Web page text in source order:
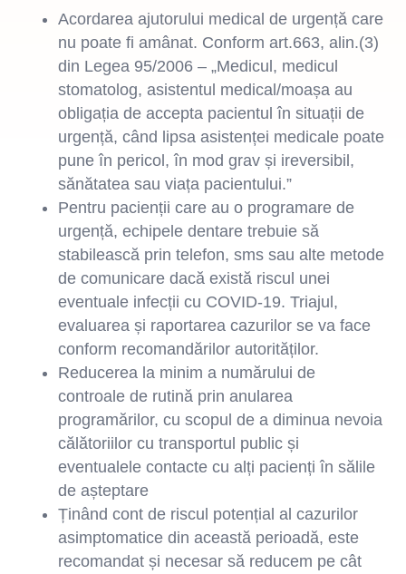
Acordarea ajutorului medical de urgență care
nu poate fi amânat. Conform art.663, alin.(3)
din Legea 95/2006 – „Medicul, medicul
stomatolog, asistentul medical/moașa au
obligația de accepta pacientul în situații de
urgență, când lipsa asistenței medicale poate
pune în pericol, în mod grav și ireversibil,
sănătatea sau viața pacientului.”
Pentru pacienții care au o programare de
urgență, echipele dentare trebuie să
stabilească prin telefon, sms sau alte metode
de comunicare dacă există riscul unei
eventuale infecții cu COVID-19. Triajul,
evaluarea și raportarea cazurilor se va face
conform recomandărilor autorităților.
Reducerea la minim a numărului de
controale de rutină prin anularea
programărilor, cu scopul de a diminua nevoia
călătoriilor cu transportul public și
eventualele contacte cu alți pacienți în sălile
de așteptare
Ținând cont de riscul potențial al cazurilor
asimptomatice din această perioadă, este
recomandat și necesar să reducem pe cât